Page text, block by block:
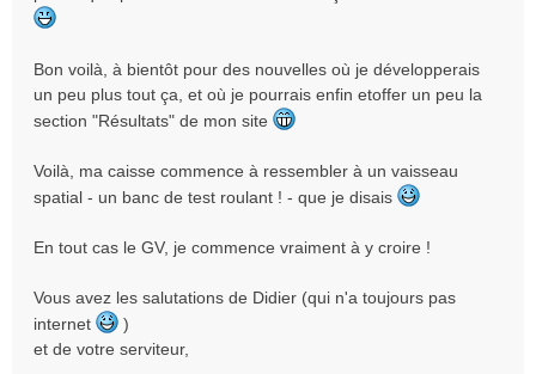
Bon voilà, à bientôt pour des nouvelles où je développerais
un peu plus tout ça, et où je pourrais enfin etoffer un peu la
section "Résultats" de mon site
Voilà, ma caisse commence à ressembler à un vaisseau
spatial - un banc de test roulant ! - que je disais
En tout cas le GV, je commence vraiment à y croire !
Vous avez les salutations de Didier (qui n'a toujours pas
internet
)
et de votre serviteur,